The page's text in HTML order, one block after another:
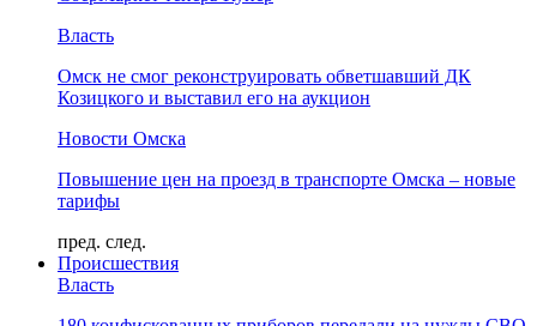
Власть
Омск не смог реконструировать обветшавший ДК
Козицкого и выставил его на аукцион
Новости Омска
Повышение цен на проезд в транспорте Омска – новые
тарифы
пред. след.
Происшествия
Власть